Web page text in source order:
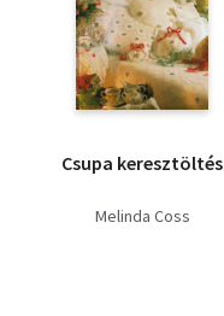
Csupa keresztöltés
Melinda Coss